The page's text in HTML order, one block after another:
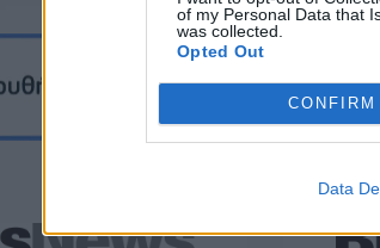
of my Personal Data that
was collected.
Opted Out
CONFIRM
Data